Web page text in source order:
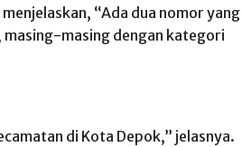
“Ada dua nomor yang
masing-masing dengan kategori
di Kota Depok,” jelasnya.